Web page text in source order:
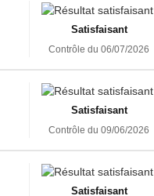
Satisfaisant
Contrôle du 06/07/2026
Satisfaisant
Contrôle du 09/06/2026
Satisfaisant